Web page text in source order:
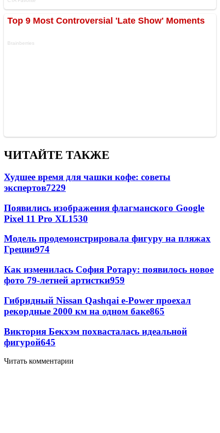
ЧИТАЙТЕ ТАКЖЕ
Худшее время для чашки кофе: советы
экспертов7229
Появились изображения флагманского Google
Pixel 11 Pro XL1530
Модель продемонстрировала фигуру на пляжах
Греции974
Как изменилась София Ротару: появилось новое
фото 79-летней артистки959
Гибридный Nissan Qashqai e-Power проехал
рекордные 2000 км на одном баке865
Виктория Бекхэм похвасталась идеальной
фигурой645
Читать комментарии